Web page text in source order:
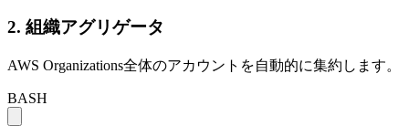
2. 組織アグリゲータ
AWS Organizations全体のアカウントを自動的に集約します。
BASH